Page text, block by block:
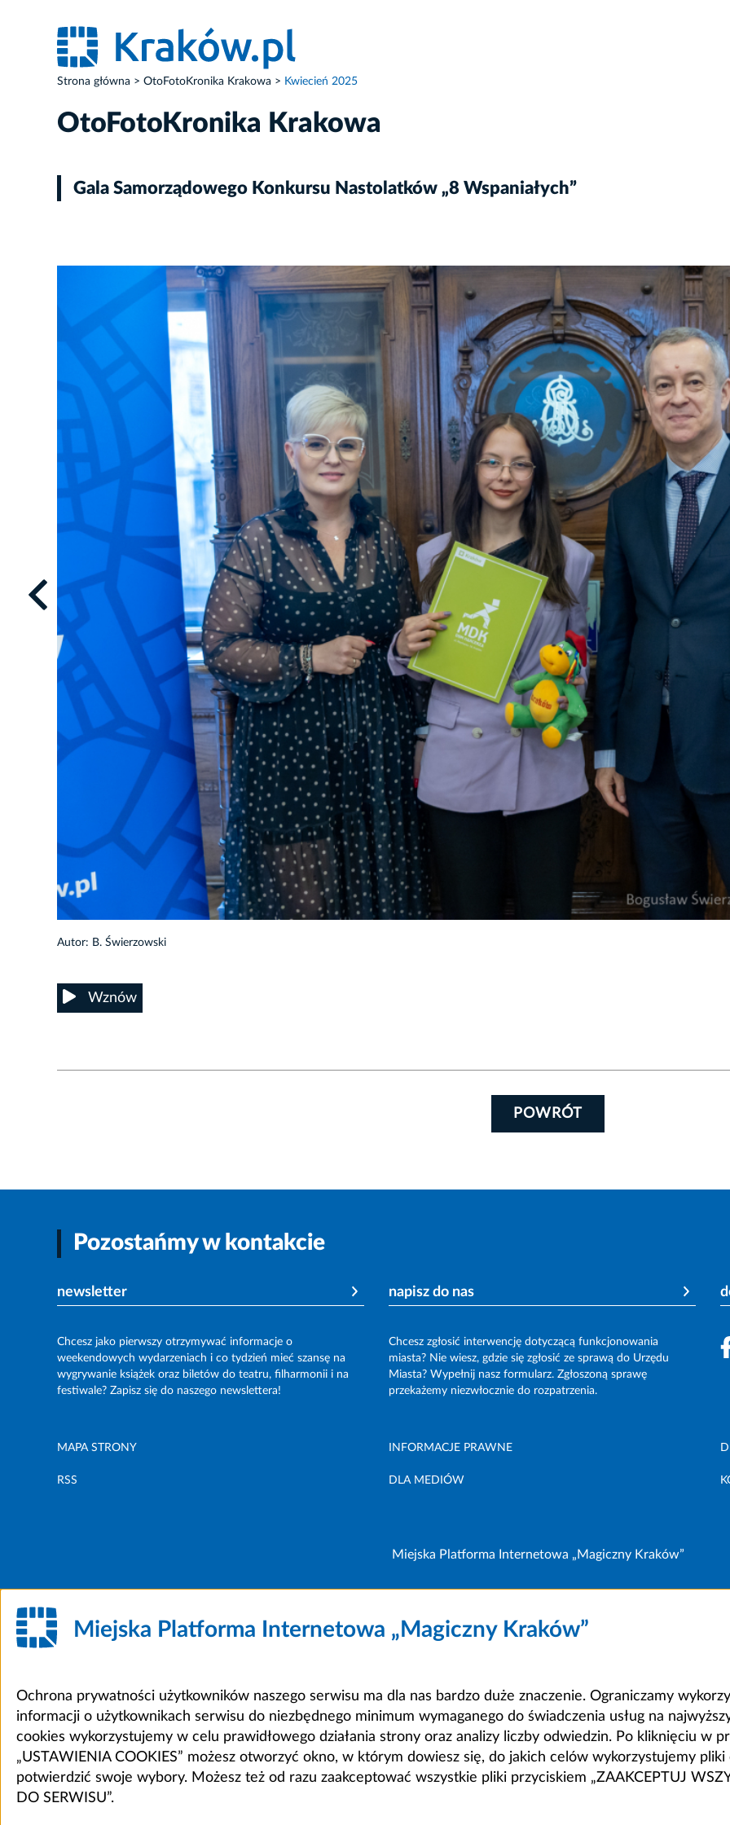
Strona główna OtoFotoKronika Krakowa Kwiecień 2025
OtoFotoKronika Krakowa
Gala Samorządowego Konkursu Nastolatków „8 Wspaniałych”
Autor: B. Świerzowski
Wznów
POWRÓT
Pozostańmy w kontakcie
newsletter
Chcesz jako pierwszy otrzymywać informacje o
weekendowych wydarzeniach i co tydzień mieć szansę na
wygrywanie książek oraz biletów do teatru, filharmonii i na
festiwale? Zapisz się do naszego newslettera!
napisz do nas
Chcesz zgłosić interwencję dotyczącą funkcjonowania
miasta? Nie wiesz, gdzie się zgłosić ze sprawą do Urzędu
Miasta? Wypełnij nasz formularz. Zgłoszoną sprawę
przekażemy niezwłocznie do rozpatrzenia.
MAPA STRONY INFORMACJE PRAWNE
RSS DLA MEDIÓW
Miejska Platforma Internetowa „Magiczny Kraków”
Miejska Platforma Internetowa „Magiczny Kraków”
Ochrona prywatności użytkowników naszego serwisu ma dla nas bardzo duże znaczenie. Ograniczamy
informacji o użytkownikach serwisu do niezbędnego minimum wymaganego do świadczenia usług na
cookies wykorzystujemy w celu prawidłowego działania strony oraz analizy liczby odwiedzin. Po kliknięciu w
„USTAWIENIA COOKIES” możesz otworzyć okno, w którym dowiesz się, do jakich celów wykorzystujemy pliki
potwierdzić swoje wybory. Możesz też od razu zaakceptować wszystkie pliki przyciskiem „ZAAKCEPTUJ
DO SERWISU”.